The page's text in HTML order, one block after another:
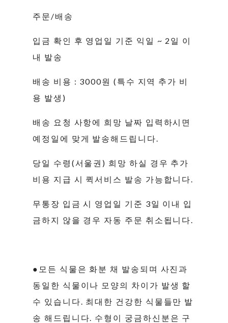
주문/배송
입금 확인 후 영업일 기준 익일 ~ 2일 이
내 발송
배송 비용 : 3000원 (특수 지역 추가 비
용 발생)
배송 요청 사항에 희망 날짜 입력하시면
예정일에 맞게 발송해드립니다.
당일 수령(서울권) 희망 하실 경우 추가
비용 지급 시 퀵서비스 발송 가능합니다.
무통장 입금 시 영업일 기준 3일 이내 입
금하지 않을 경우 자동 주문 취소됩니다.
●모든 식물은 화분 채 발송되며 사진과
동일한 식물이나 모양의 차이가 발생 할
수 있습니다. 최대한 건강한 식물들만 발
송 해드립니다. 수형이 궁금하신분은 구